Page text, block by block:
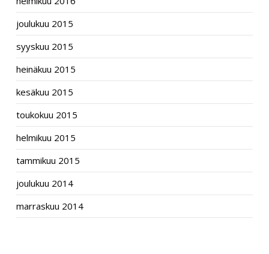
joulukuu 2015
syyskuu 2015
heinäkuu 2015
kesäkuu 2015
toukokuu 2015
helmikuu 2015
tammikuu 2015
joulukuu 2014
marraskuu 2014